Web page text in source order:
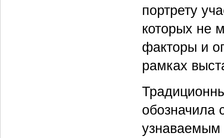
портрету
которых не
факторы и
рамках
обозначила